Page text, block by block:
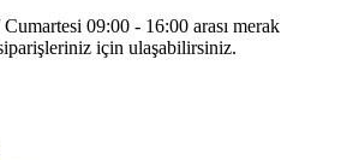
09:00 - 16:00 arası merak
için ulaşabilirsiniz.